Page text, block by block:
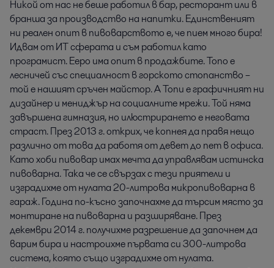
Никой от нас не беше работил в бар, ресторант или в
бранша за производство на напитки. Единственият
ни реален опит в пивоварството е, че пием много бира!
Идвам от ИТ сферата и съм работил като
програмист. Ееро има опит в продажбите. Топо е
лесничей със специалност в горското стопанство –
той е нашият сръчен майстор. А Топи е графичният ни
дизайнер и мениджър на социалните мрежи. Той няма
завършена гимназия, но илюстрирането е неговата
страст. През 2013 г. открих, че копнея да правя нещо
различно от това да работя от девет до пет в офиса.
Като хоби пивовар имах мечта да управлявам истинска
пивоварна. Така че се свързах с тези приятели и
изградихме от нулата 20-литрова микропивоварна в
гараж. Година по-късно започнахме да търсим място за
монтиране на пивоварна и разширяване. През
декември 2014 г. получихме разрешение да започнем да
варим бира и настроихме първата си 300-литрова
система, която също изградихме от нулата.